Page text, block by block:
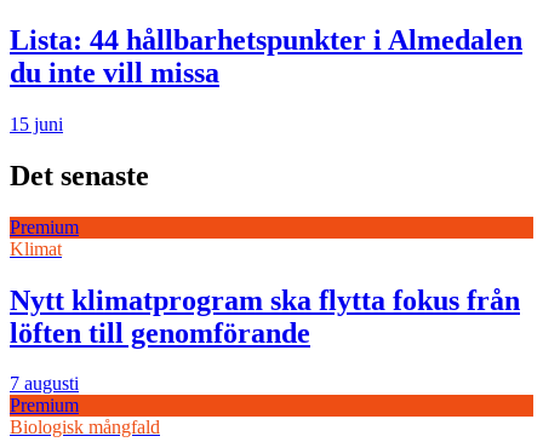
Lista: 44 hållbarhetspunkter i Almedalen
du inte vill missa
15 juni
Det senaste
Premium
Klimat
Nytt klimatprogram ska flytta fokus från
löften till genomförande
7 augusti
Premium
Biologisk mångfald